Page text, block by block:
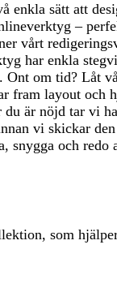
enkla sätt att
–
vårt
har enkla
Ont om tid? Låt
fram layout och
du är nöjd tar vi
vi skickar
snygga och redo
som